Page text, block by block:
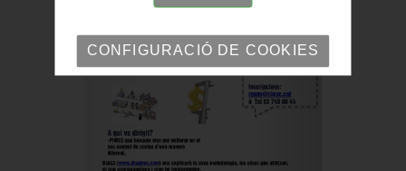
CONFIGURACIÓ DE COOKIES